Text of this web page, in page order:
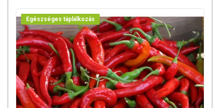
Egészséges táplálkozás